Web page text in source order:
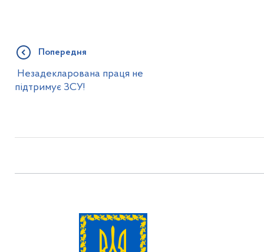
Попередня
Незадекларована праця не
підтримує ЗСУ!